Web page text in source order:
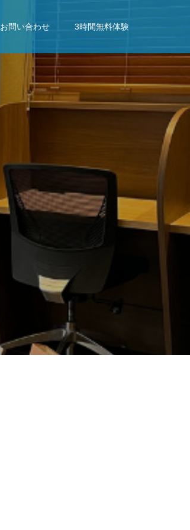
お問い合わせ 3時間無料体験
出